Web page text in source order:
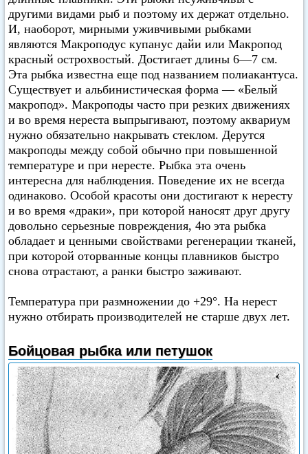
другими видами рыб и поэтому их держат отдельно.
И, наоборот, мирными уживчивыми рыбками
являются Макроподус купанус дайи или Макропод
красный острохвостый. Достигает длины 6—7 см.
Эта рыбка известна еще под названием полиакантуса.
Существует и альбинистическая форма — «Белый
макропод». Макроподы часто при резких движениях
и во время нереста выпрыгивают, поэтому аквариум
нужно обязательно накрывать стеклом. Дерутся
макроподы между собой обычно при повышенной
температуре и при нересте. Рыбка эта очень
интересна для наблюдения. Поведение их не всегда
одинаково. Особой красоты они достигают к нересту
и во время «драки», при которой наносят друг другу
довольно серьезные повреждения, 4ю эта рыбка
обладает и ценными свойствами регенерации тканей,
при которой оторванные концы плавников быстро
снова отрастают, а ранки быстро заживают.
Температура при размножении до +29°. На нерест
нужно отбирать производителей не старше двух лет.
Бойцовая рыбка или петушок